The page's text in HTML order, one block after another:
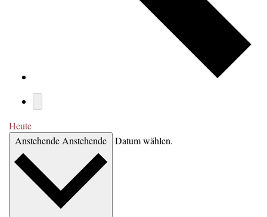
Heute
Anstehende Anstehende Datum wählen.